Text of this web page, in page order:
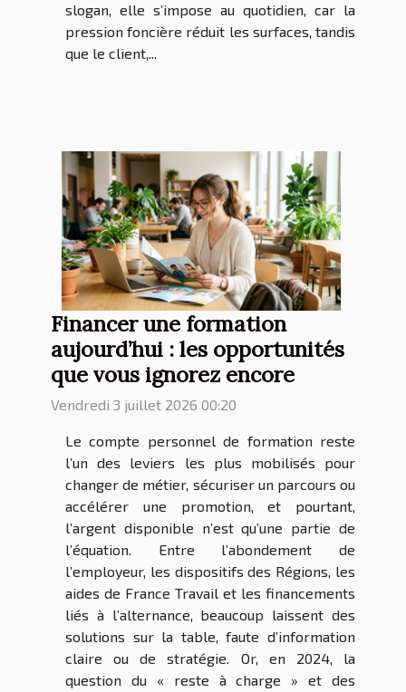
slogan, elle s’impose au quotidien, car la
pression foncière réduit les surfaces, tandis
que le client,...
Financer une formation
aujourd’hui : les opportunités
que vous ignorez encore
Vendredi 3 juillet 2026 00:20
Le compte personnel de formation reste
l’un des leviers les plus mobilisés pour
changer de métier, sécuriser un parcours ou
accélérer une promotion, et pourtant,
l’argent disponible n’est qu’une partie de
l’équation. Entre l’abondement de
l’employeur, les dispositifs des Régions, les
aides de France Travail et les financements
liés à l’alternance, beaucoup laissent des
solutions sur la table, faute d’information
claire ou de stratégie. Or, en 2024, la
question du « reste à charge » et des